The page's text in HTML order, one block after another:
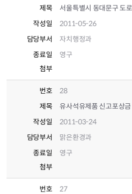
제목
서울특별시 동대문구 도
작성일
2011-05-26
담당부서
자치행정과
종료일
영구
첨부
번호
28
제목
유사석유제품 신고포상
작성일
2011-03-24
담당부서
맑은환경과
종료일
영구
첨부
번호
27